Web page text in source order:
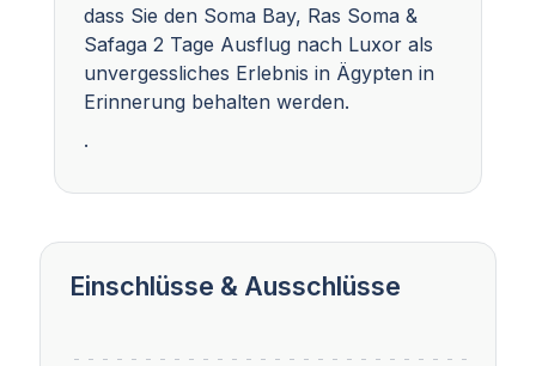
dass Sie den Soma Bay, Ras Soma &
Safaga 2 Tage Ausflug nach Luxor als
unvergessliches Erlebnis in Ägypten in
Erinnerung behalten werden.
.
Einschlüsse & Ausschlüsse